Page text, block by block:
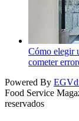
Cómo elegir
cometer
Powered By
Food Service
reservados